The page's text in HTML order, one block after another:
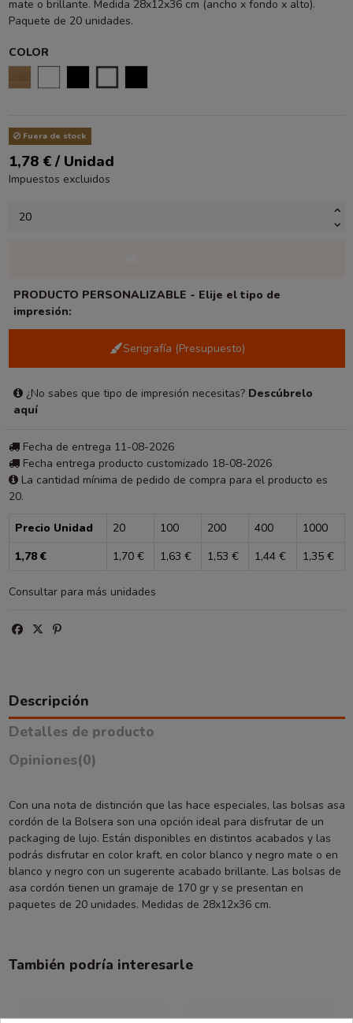
mate o brillante. Medida 28x12x36 cm (ancho x fondo x alto).
Paquete de 20 unidades.
COLOR
Fuera de stock
1,78 € / Unidad
Impuestos excluidos
PRODUCTO PERSONALIZABLE - Elije el tipo de
impresión:
Serigrafía (Presupuesto)
¿No sabes que tipo de impresión necesitas?Descúbrelo
aquí
Fecha de entrega 11-08-2026
Fecha entrega producto customizado 18-08-2026
La cantidad mínima de pedido de compra para el producto es
20.
Precio Unidad 20 100 200 400
1000
1,78 €
1,70 € 1,63 € 1,53 € 1,44 € 1,35 €
Consultar para más unidades
Descripción
Detalles de producto
Opiniones(0)
Con una nota de distinción que las hace especiales, las bolsas asa
cordón de la Bolsera son una opción ideal para disfrutar de un
packaging de lujo. Están disponibles en distintos acabados y las
podrás disfrutar en color kraft, en color blanco y negro mate o en
blanco y negro con un sugerente acabado brillante. Las bolsas de
asa cordón tienen un gramaje de 170 gr y se presentan en
paquetes de 20 unidades. Medidas de 28x12x36 cm.
También podría interesarle